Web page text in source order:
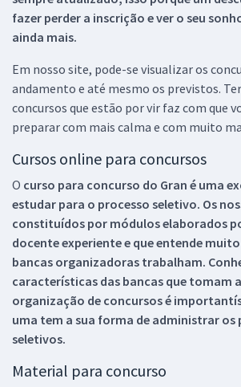
fazer perder a inscrição e ver o seu
ainda mais.
Em nosso site, pode-se visualizar os
andamento e até mesmo os previstos.
concursos que estão por vir faz com que
preparar com mais calma e com muito
Cursos online para concursos
O curso para concurso do Gran é uma
estudar para o processo seletivo. Os
constituídos por módulos elaborados
docente experiente e que entende
bancas organizadoras trabalham.
características das bancas que tomam
organização de concursos é
uma tem a sua forma de administrar os
seletivos.
Material para concurso